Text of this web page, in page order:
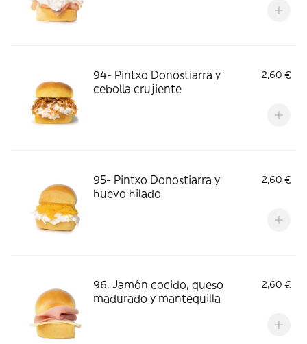
94- Pintxo Donostiarra y
cebolla crujiente
2,60 €
95- Pintxo Donostiarra y
huevo hilado
2,60 €
96. Jamón cocido, queso
madurado y mantequilla
2,60 €